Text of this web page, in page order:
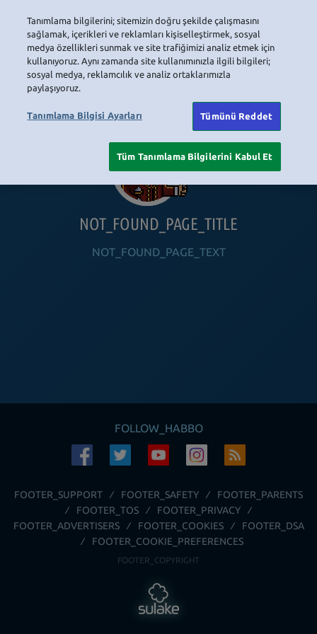
NAVIGATION_COMMUNITY
NOT_FOUND_PAGE_TITLE
NOT_FOUND_PAGE_TEXT
FOLLOW_HABBO
FOOTER_SUPPORT FOOTER_SAFETY
FOOTER_PARENTS
FOOTER_TOS
FOOTER_PRIVACY
FOOTER_ADVERTISERS
FOOTER_COOKIES
FOOTER_DSA
FOOTER_COOKIE_PREFERENCES
FOOTER_COPYRIGHT
Tanımlama bilgilerini; sitemizin doğru şekilde çalışmasını
sağlamak, içerikleri ve reklamları kişiselleştirmek, sosyal
medya özellikleri sunmak ve site trafiğimizi analiz etmek için
kullanıyoruz. Aynı zamanda site kullanımınızla ilgili bilgileri;
sosyal medya, reklamcılık ve analiz ortaklarımızla
paylaşıyoruz.
Tanımlama Bilgisi Ayarları Tümünü Reddet
Tüm Tanımlama Bilgilerini Kabul Et